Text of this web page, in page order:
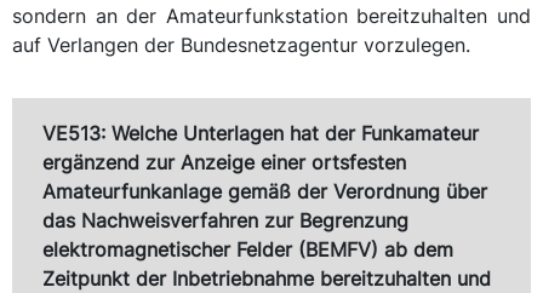
sondern an der Amateurfunkstation bereitzuhalten und
auf Verlangen der Bundesnetzagentur vorzulegen.
VE513: Welche Unterlagen hat der Funkamateur
ergänzend zur Anzeige einer ortsfesten
Amateurfunkanlage gemäß der Verordnung über
das Nachweisverfahren zur Begrenzung
elektromagnetischer Felder (BEMFV) ab dem
Zeitpunkt der Inbetriebnahme bereitzuhalten und